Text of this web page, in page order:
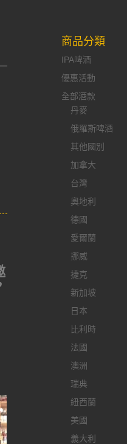
商品分類
IPA啤酒
優惠活動
全部酒款
丹麥
俄羅斯啤酒
其他國別
加拿大
台灣
奧地利
德國
愛爾蘭
挪威
捷克
新加坡
日本
比利時
法國
澳洲
瑞典
紐西蘭
美國
義大利